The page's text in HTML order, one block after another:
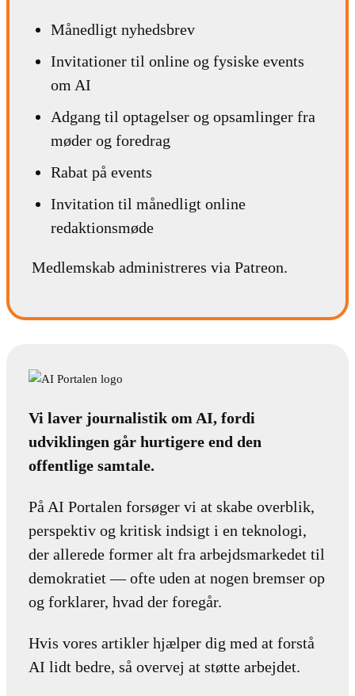
Månedligt nyhedsbrev
Invitationer til online og fysiske events
om AI
Adgang til optagelser og opsamlinger fra
møder og foredrag
Rabat på events
Invitation til månedligt online
redaktionsmøde
Medlemskab administreres via Patreon.
Vi laver journalistik om AI, fordi
udviklingen går hurtigere end den
offentlige samtale.
På AI Portalen forsøger vi at skabe overblik,
perspektiv og kritisk indsigt i en teknologi,
der allerede former alt fra arbejdsmarkedet til
demokratiet — ofte uden at nogen bremser op
og forklarer, hvad der foregår.
Hvis vores artikler hjælper dig med at forstå
AI lidt bedre, så overvej at støtte arbejdet.